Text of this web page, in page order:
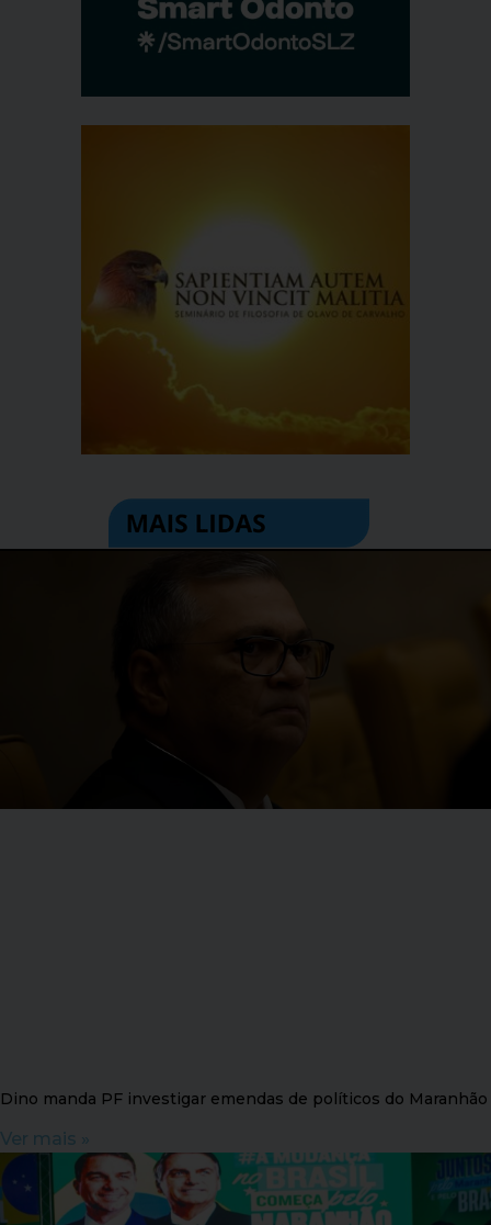
Dino manda PF investigar emendas de políticos do Maranhão
Ver mais »